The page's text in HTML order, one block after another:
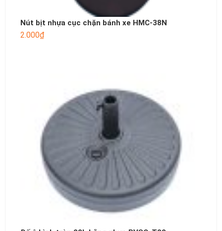
Nút bịt nhựa cục chặn bánh xe HMC-38N
2.000₫